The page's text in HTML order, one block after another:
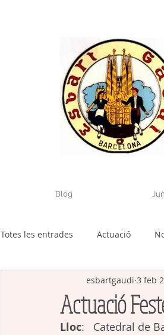
Blog
Totes les entrades Actuació
Actuació
esbartgaudi 3 feb
Lloc:   Catedral de